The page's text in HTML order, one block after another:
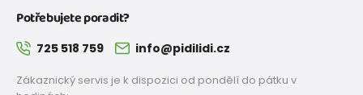
Velikost
EU
18 19 20 21 22
Rozměr
Potřebujete poradit?
725 518 759 info@pidilidi.cz
Zákaznický servis je k dispozici od pondělí do pátku v